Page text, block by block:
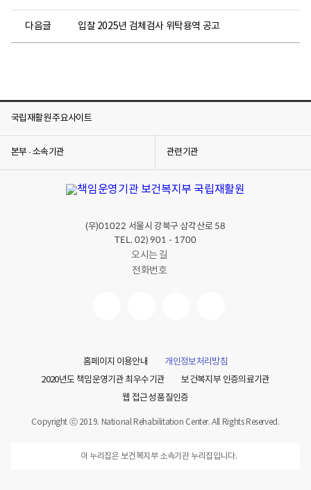
다음글 입찰 2025년 검체검사 위탁용역 공고
국립재활원 주요사이트
본부 · 소속기관 관련기관
(우)01022 서울시 강북구 삼각산로 58
TEL. 02) 901 - 1700
오시는 길
전화번호
홈페이지 이용안내
개인정보처리방침
2020년도 책임운영기관 최우수기관
보건복지부 인증의료기관
웹 접근성 품질인증
Copyright ⓒ 2019. National Rehabilitation Center. All Rights Reserved.
이 누리집은 보건복지부 소속기관 누리집입니다.